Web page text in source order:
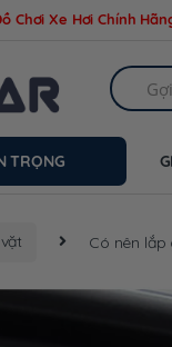
Chơi Xe Hơi Chính
Search
for:
TRỌNG
Có nên